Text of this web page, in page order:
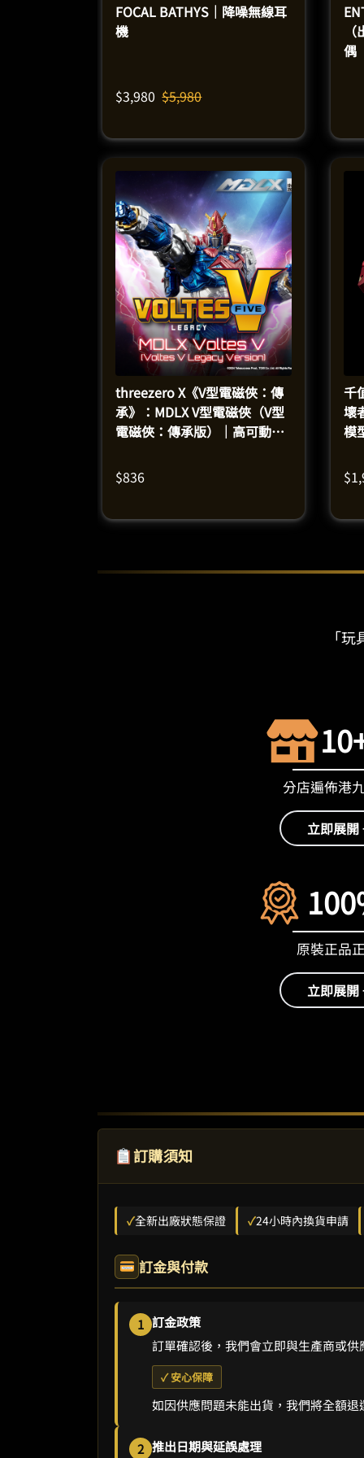
FOCAL BATHYS｜降噪無線耳
機
$3,980 $5,980
偶
threezero X《V型電磁俠：傳
承》：MDLX V型電磁俠（V型
電磁俠：傳承版）｜高可動合
$836
千
壞
模
$
「
分店遍佈港
立即展開
原裝正品
立即展開
訂購須知
✓全新出廠狀態保證 ✓24小時內換貨申請
訂金與付款
1 訂金政策
訂單確認後，我們會立即與生產商或
✓ 安心保障
如因供應問題未能出貨，我們將全額
2 推出日期與延誤處理